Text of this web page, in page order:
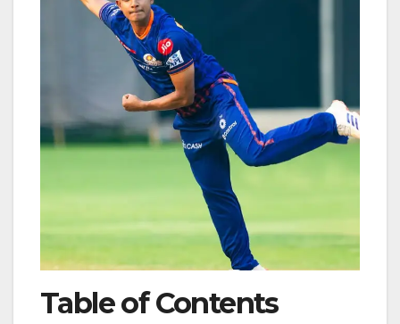
Table of Contents